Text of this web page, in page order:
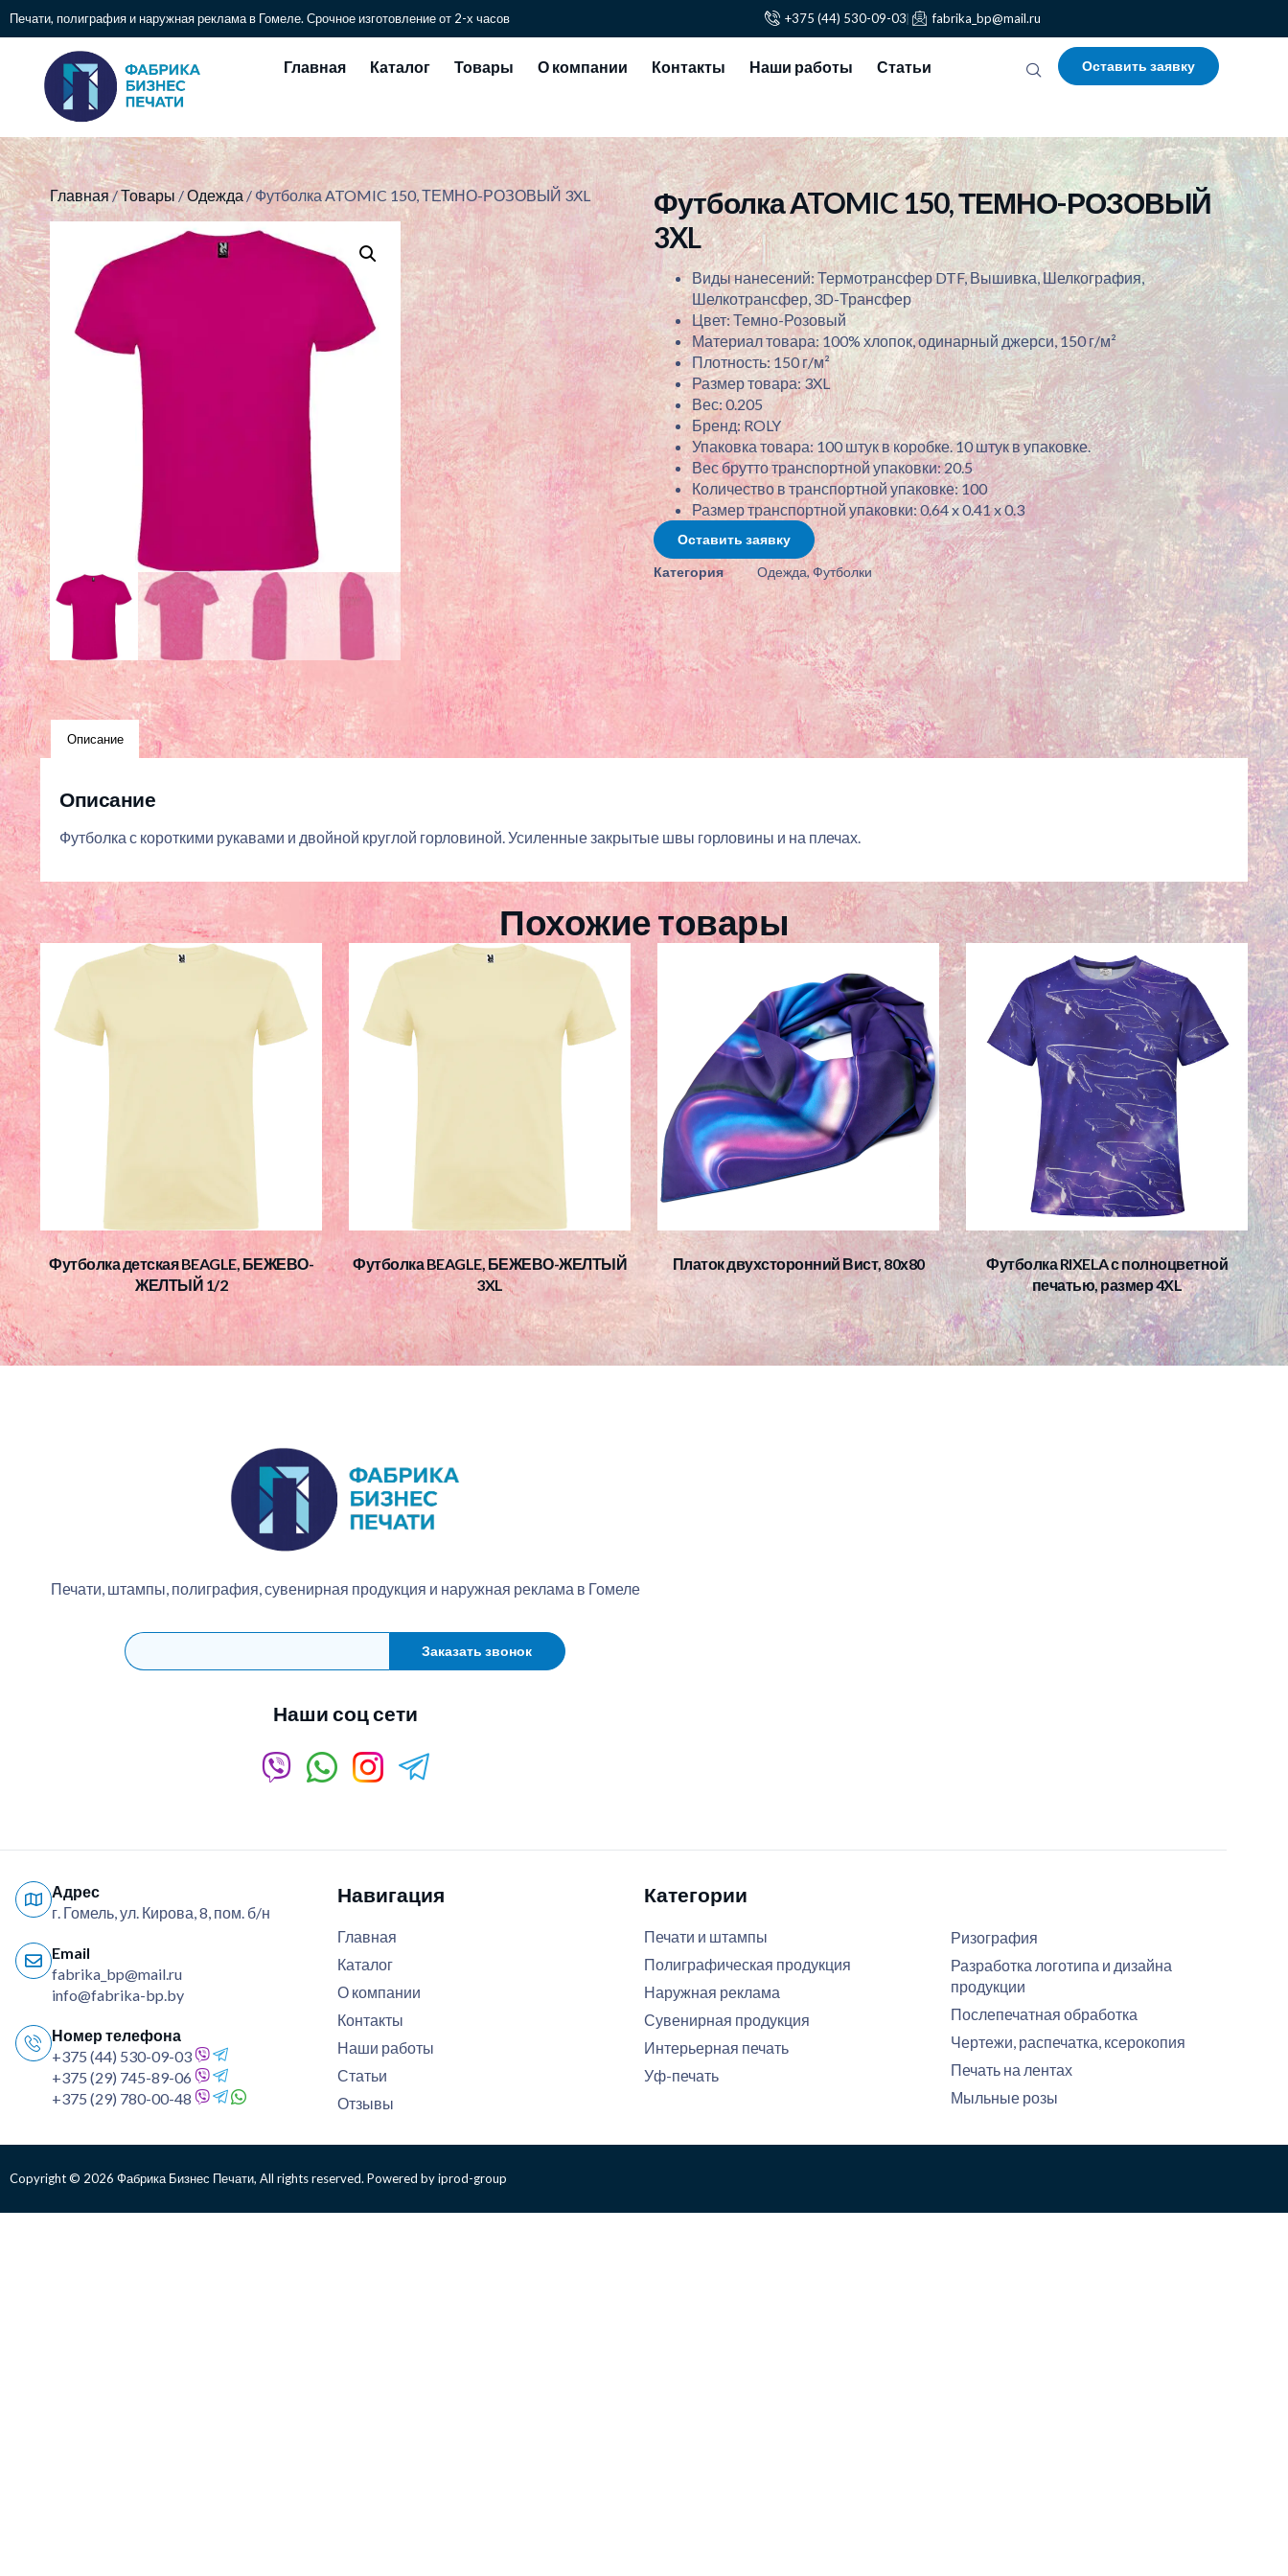
Печати, полиграфия и наружная реклама в Гомеле. Срочное изготовление от 2-х часов +375 (44) 530-09-03 fabrika_bp@mail.ru
Главная Каталог Товары О компании Контакты Наши работы Статьи Оставить заявку
Главная/Товары/Одежда / Футболка ATOMIC 150, ТЕМНО-РОЗОВЫЙ 3XL
Футболка ATOMIC 150, ТЕМНО-РОЗОВЫЙ
3XL
Виды нанесений: Термотрансфер DTF, Вышивка, Шелкография,
Шелкотрансфер, 3D-Трансфер
Цвет: Темно-Розовый
Материал товара: 100% хлопок, одинарный джерси, 150 г/м²
Плотность: 150 г/м²
Размер товара: 3XL
Вес: 0.205
Бренд: ROLY
Упаковка товара: 100 штук в коробке. 10 штук в упаковке.
Вес брутто транспортной упаковки: 20.5
Количество в транспортной упаковке: 100
Размер транспортной упаковки: 0.64 x 0.41 x 0.3
Оставить заявку
Категория
Одежда,Футболки
Описание
Описание
Футболка с короткими рукавами и двойной круглой горловиной. Усиленные закрытые швы горловины и на плечах.
Похожие товары
Футболка детская BEAGLE, БЕЖЕВО-
ЖЕЛТЫЙ 1/2
Футболка BEAGLE, БЕЖЕВО-ЖЕЛТЫЙ
3XL
Платок двухсторонний Вист, 80х80
Футболка RIXELA с полноцветной
печатью, размер 4XL
Печати, штампы, полиграфия, сувенирная продукция и наружная реклама в Гомеле
Заказать звонок
Наши соц сети
Адрес
г. Гомель, ул. Кирова, 8, пом. б/н
Email
fabrika_bp@mail.ru
info@fabrika-bp.by
Номер телефона
+375 (44) 530-09-03
+375 (29) 745-89-06
+375 (29) 780-00-48
Навигация
Главная
Каталог
О компании
Контакты
Наши работы
Статьи
Отзывы
Категории
Печати и штампы
Полиграфическая продукция
Наружная реклама
Сувенирная продукция
Интерьерная печать
Уф-печать
Ризография
Разработка логотипа и дизайна
продукции
Послепечатная обработка
Чертежи, распечатка, ксерокопия
Печать на лентах
Мыльные розы
Copyright © 2026 Фабрика Бизнес Печати, All rights reserved. Powered by iprod-group